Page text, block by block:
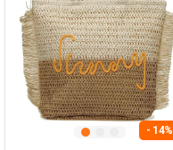
- 14%